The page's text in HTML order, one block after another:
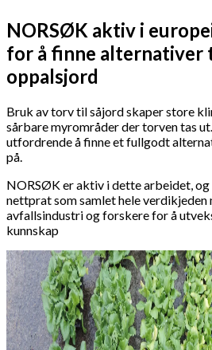
NORSØK aktiv i
for å finne alternativer
oppalsjord
Bruk av torv til såjord skaper store
sårbare myrområder der torven tas
utfordrende å finne et fullgodt
på.
NORSØK er aktiv i dette arbeidet,
nettprat som samlet hele verdikjeden
avfallsindustri og forskere for å
kunnskap